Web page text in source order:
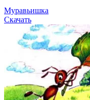
Муравьишка
Скачать